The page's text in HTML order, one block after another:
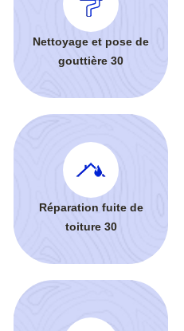
Nettoyage et pose de
gouttière 30
Réparation fuite de
toiture 30